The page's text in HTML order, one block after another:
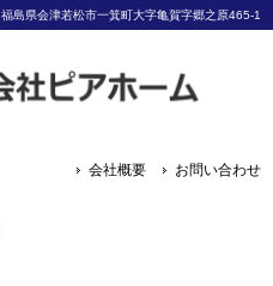
福島県会津若松市一箕町大字亀賀字郷之原465-1
会社概要 お問い合わせ